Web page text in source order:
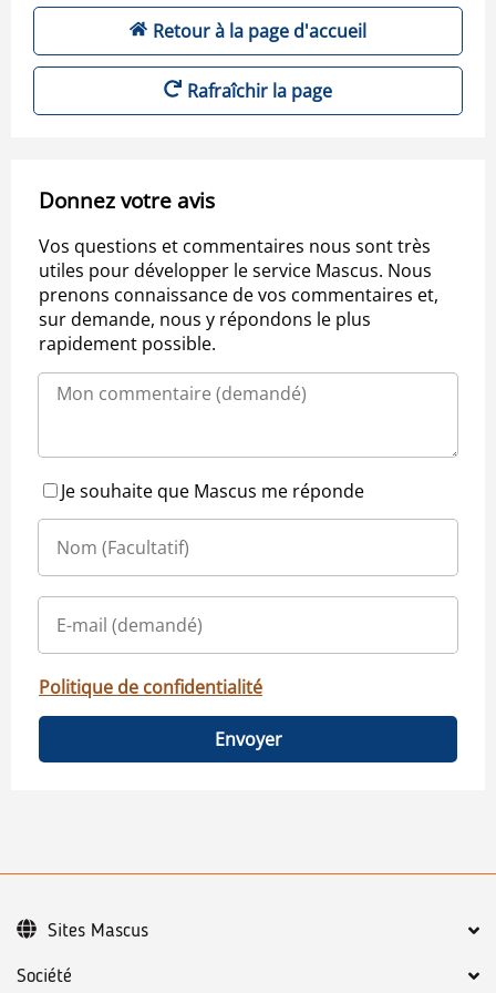
Retour à la page d'accueil
Rafraîchir la page
Donnez votre avis
Vos questions et commentaires nous sont très
utiles pour développer le service Mascus. Nous
prenons connaissance de vos commentaires et,
sur demande, nous y répondons le plus
rapidement possible.
Je souhaite que Mascus me réponde
Politique de confidentialité
Envoyer
Société
Sites Mascus